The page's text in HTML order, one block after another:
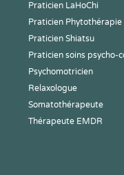
Praticien LaHoChi
Praticien Phytothérapie
Praticien Shiatsu
Praticien soins psycho-
Psychomotricien
Relaxologue
Somatothérapeute
Thérapeute EMDR